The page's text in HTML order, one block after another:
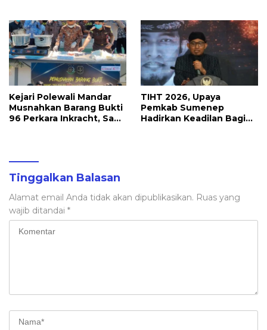
Energi Irigasi
Kejari Polewali Mandar
Musnahkan Barang Bukti
96 Perkara Inkracht, Sabu
TIHT 2026, Upaya
Pemkab Sumenep
Hadirkan Keadilan Bagi
Tinggalkan Balasan
Alamat email Anda tidak akan dipublikasikan. Ruas yang
wajib ditandai *